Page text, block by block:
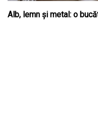
Alb, lemn și metal: o